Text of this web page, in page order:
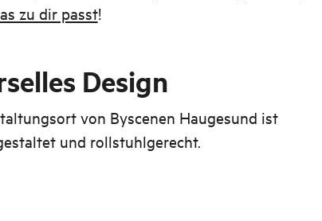
zu dir passt!
Design
von Byscenen Haugesund ist
und rollstuhlgerecht.